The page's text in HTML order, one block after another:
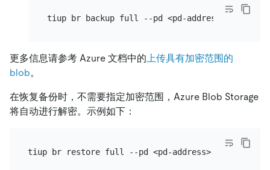
tiup br backup full --pd <pd-address> --
更多信息请参考 Azure 文档中的上传具有加密范围的
blob。
在恢复备份时，不需要指定加密范围，Azure Blob Storage
将自动进行解密。示例如下：
tiup br restore full --pd <pd-address> --storage